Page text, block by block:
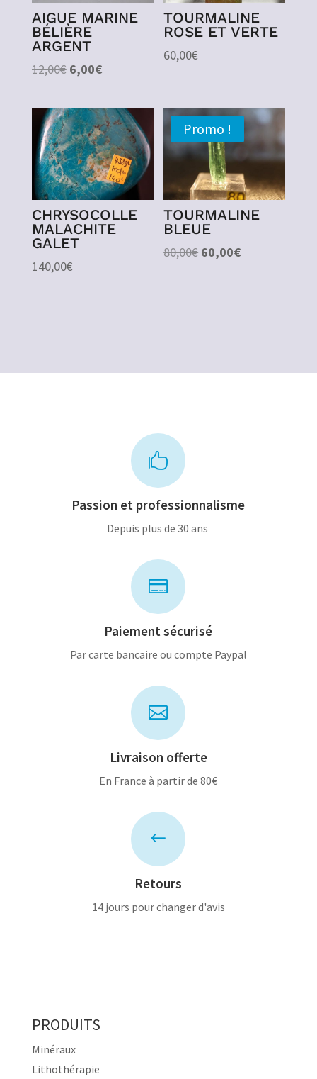
AIGUE MARINE
BÉLIÈRE
ARGENT
12,00€ Le
initial
était :
12,00€.
6,00€Le
actuel
est :
6,00€.
TOURMALINE
ROSE ET VERTE
60,00€
CHRYSOCOLLE
MALACHITE
GALET
140,00€
Promo !
TOURMALINE
BLEUE
80,00€ Le
60,00€Le

Passion et professionnalisme
Depuis plus de 30 ans

Paiement sécurisé
Par carte bancaire ou compte Paypal

Livraison offerte
En France à partir de 80€
#
Retours
14 jours pour changer d'avis
PRODUITS
Minéraux
Lithothérapie